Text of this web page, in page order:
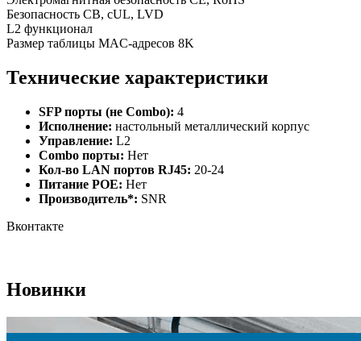
Безопасность CB, cUL, LVD
L2 функционал
Размер таблицы MAC-адресов 8K
Технические характеристики
SFP порты (не Combo): 4
Исполнение: настольный металлический корпус
Управление: L2
Combo порты: Нет
Кол-во LAN портов RJ45: 20-24
Питание РОЕ: Нет
Производитель*: SNR
Вконтакте
Новинки